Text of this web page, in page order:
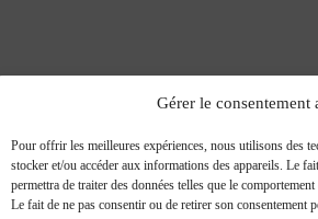
Gérer le consentement
Pour offrir les meilleures expériences, nous utilisons des
stocker et/ou accéder aux informations des appareils. Le
permettra de traiter des données telles que le
Le fait de ne pas consentir ou de retirer son consentement